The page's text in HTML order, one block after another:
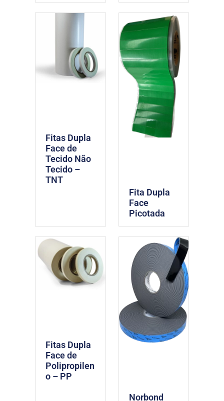
Fitas Dupla
Face de
Tecido Não
Tecido –
TNT
Fita Dupla
Face
Picotada
Fitas Dupla
Face de
Polipropilen
o – PP
Norbond